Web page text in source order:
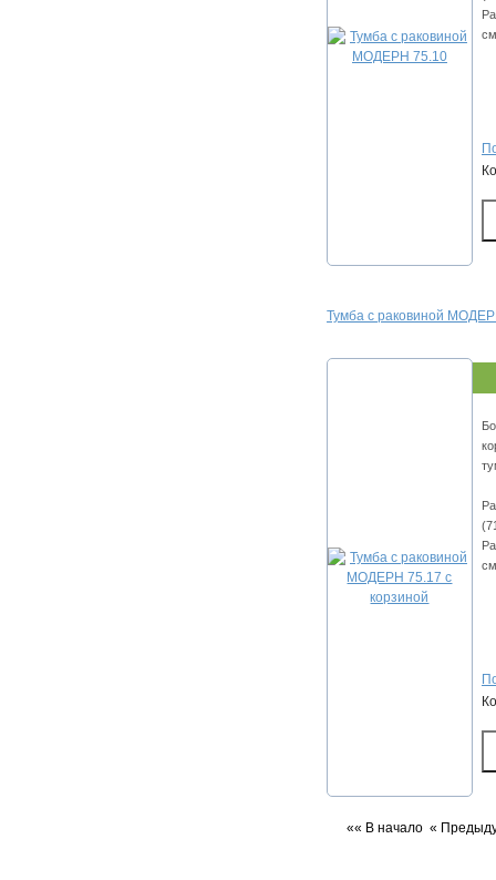
Тумба с раковиной
«« В начало «